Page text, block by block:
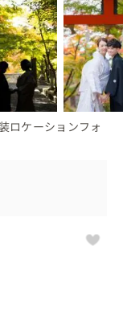
ロケーションフォ